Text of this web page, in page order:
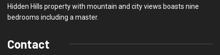
Hidden Hills property with mountain and city views boasts nine
bedrooms including a master.
Contact